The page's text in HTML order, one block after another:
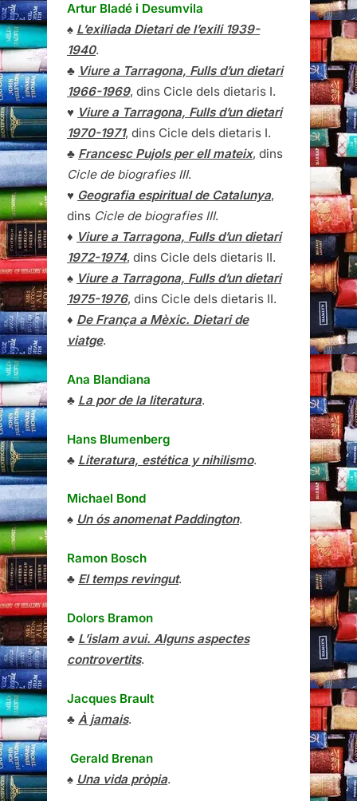
Artur Bladé i Desumvila
♠ L’exiliada Dietari de l’exili 1939-
1940.
♣ Viure a Tarragona, Fulls d’un dietari
1966-1969, dins Cicle dels dietaris I.
♥ Viure a Tarragona, Fulls d’un dietari
1970-1971, dins Cicle dels dietaris I.
♣ Francesc Pujols per ell mateix, dins
Cicle de biografies III.
♥ Geografia espiritual de Catalunya,
dins Cicle de biografies III.
♦ Viure a Tarragona, Fulls d’un dietari
1972-1974, dins Cicle dels dietaris II.
♠ Viure a Tarragona, Fulls d’un dietari
1975-1976, dins Cicle dels dietaris II.
♦ De França a Mèxic. Dietari de
viatge.
Ana Blandiana
♣ La por de la literatura.
Hans Blumenberg
♣ Literatura, estética y nihilismo.
Michael Bond
♠ Un ós anomenat Paddington.
Ramon Bosch
♣ El temps revingut.
Dolors Bramon
♣ L’islam avui. Alguns aspectes
controvertits.
Jacques Brault
♣ À jamais.
Gerald Brenan
♠ Una vida pròpia.